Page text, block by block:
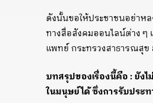
ดังนั้นขอให้ประชาชนอย่าห
ทางสื่อสังคมออนไลน์ต่าง ๆ
แพทย์ กระทรวงสาธารณสุข
บทสรุปของเรื่องนี้คือ : ยัง
ในมนุษย์ได้ ซึ่งการรับประ